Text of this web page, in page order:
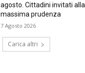
agosto. Cittadini invitati alla
massima prudenza
7 Agosto 2026
Carica altri